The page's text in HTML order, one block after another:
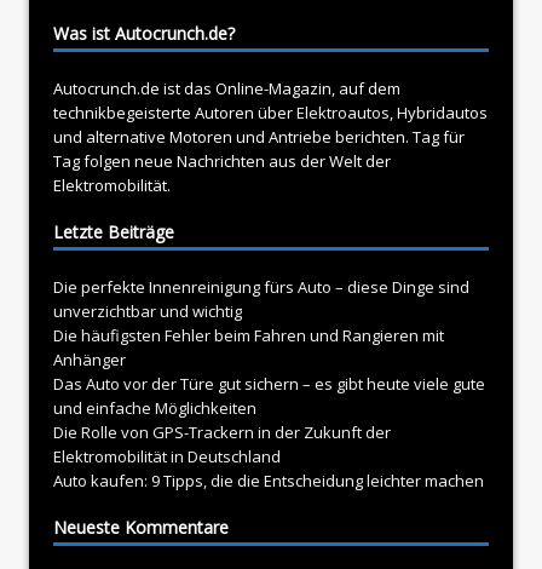
Was ist Autocrunch.de?
Autocrunch.de ist das Online-Magazin, auf dem
technikbegeisterte Autoren überElektroautos, Hybridautos
und alternative Motoren und Antriebe berichten. Tag für
Tag folgen neue Nachrichten aus der Welt der
Elektromobilität.
Letzte Beiträge
Die perfekte Innenreinigung fürs Auto – diese Dinge sind
unverzichtbar und wichtig
Die häufigsten Fehler beim Fahren und Rangieren mit
Anhänger
Das Auto vor der Türe gut sichern – es gibt heute viele gute
und einfache Möglichkeiten
Die Rolle von GPS-Trackern in der Zukunft der
Elektromobilität in Deutschland
Auto kaufen: 9 Tipps, die die Entscheidung leichter machen
Neueste Kommentare